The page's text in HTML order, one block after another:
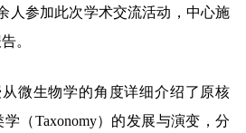
人参加此次学术交流活动，中心施
。
从微生物学的角度详细介绍了原核
（Taxonomy）的发展与演变，分